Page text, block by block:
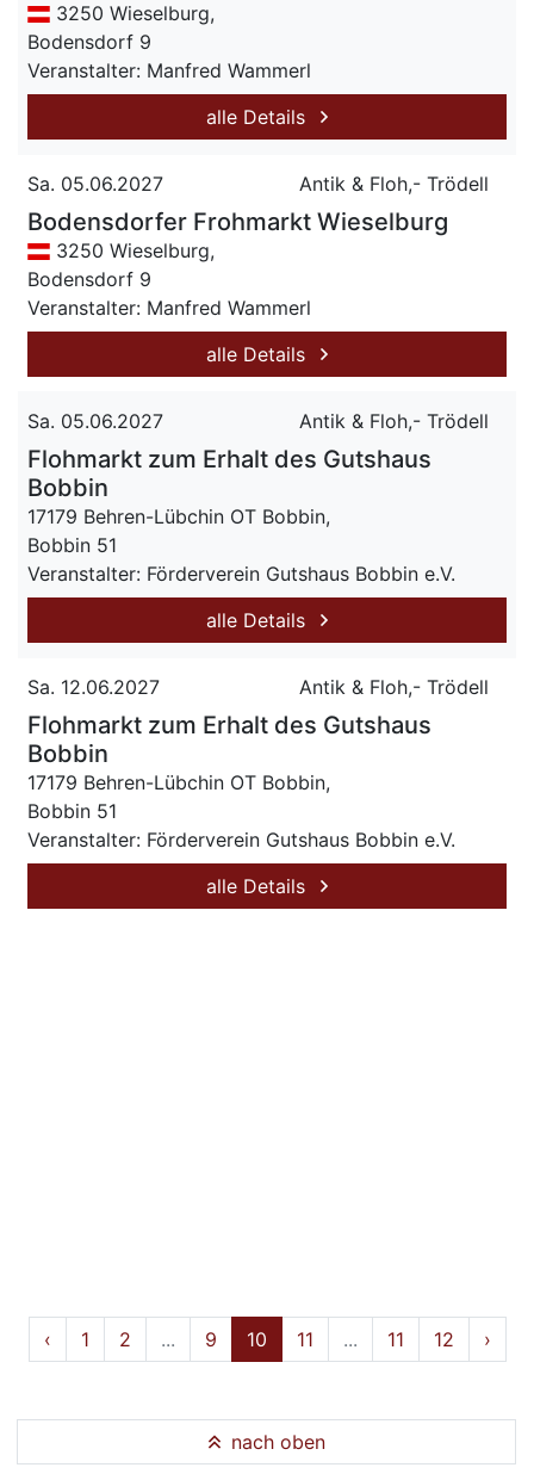
3250 Wieselburg,
Bodensdorf 9
Veranstalter: Manfred Wammerl
alle Details
Sa. 05.06.2027 Antik & Floh,- Trödell
Bodensdorfer Frohmarkt Wieselburg
3250 Wieselburg,
Bodensdorf 9
Veranstalter: Manfred Wammerl
alle Details
Sa. 05.06.2027 Antik & Floh,- Trödell
Flohmarkt zum Erhalt des Gutshaus
Bobbin
17179 Behren-Lübchin OT Bobbin,
Bobbin 51
Veranstalter: Förderverein Gutshaus Bobbin e.V.
alle Details
Sa. 12.06.2027 Antik & Floh,- Trödell
Flohmarkt zum Erhalt des Gutshaus
Bobbin
17179 Behren-Lübchin OT Bobbin,
Bobbin 51
Veranstalter: Förderverein Gutshaus Bobbin e.V.
alle Details
‹ 1 2 ... 9 10 11 ... 11 12 ›
nach oben